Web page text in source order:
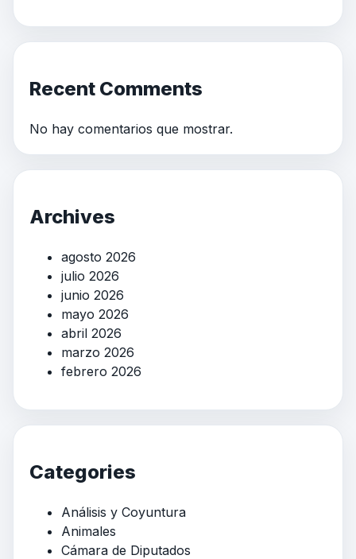
Recent Comments
No hay comentarios que mostrar.
Archives
agosto 2026
julio 2026
junio 2026
mayo 2026
abril 2026
marzo 2026
febrero 2026
Categories
Análisis y Coyuntura
Animales
Cámara de Diputados